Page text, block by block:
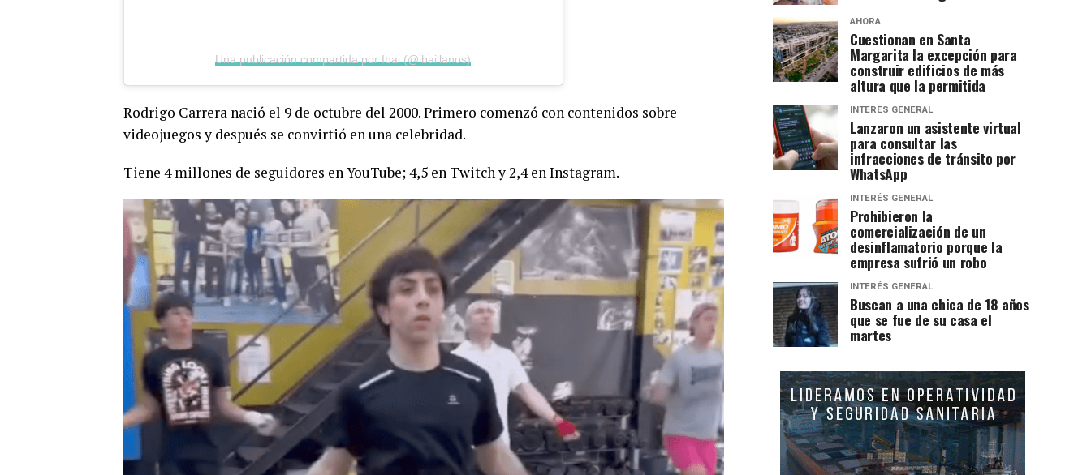
Una publicación compartida por Ibai (@ibaillanos)
Rodrigo Carrera nació el 9 de octubre del 2000. Primero comenzó con contenidos sobre
videojuegos y después se convirtió en una celebridad.
Tiene 4 millones de seguidores en YouTube; 4,5 en Twitch y 2,4 en Instagram.
AHORA
Cuestionan en Santa
Margarita la excepción para
construir edificios de más
altura que la permitida
INTERÉS GENERAL
Lanzaron un asistente virtual
para consultar las
infracciones de tránsito por
WhatsApp
INTERÉS GENERAL
Prohibieron la
comercialización de un
desinflamatorio porque la
empresa sufrió un robo
INTERÉS GENERAL
Buscan a una chica de 18 años
que se fue de su casa el
martes